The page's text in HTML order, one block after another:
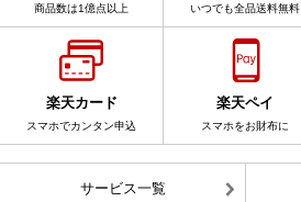
商品数は1億点以上 いつでも全品送料無料
楽天カード
スマホでカンタン申込
楽天ペイ
スマホをお財布に
サービス一覧